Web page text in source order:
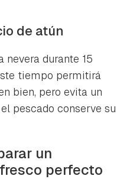
de atún
nevera durante 15
tiempo permitirá
bien, pero evita un
pescado conserve su
un
perfecto